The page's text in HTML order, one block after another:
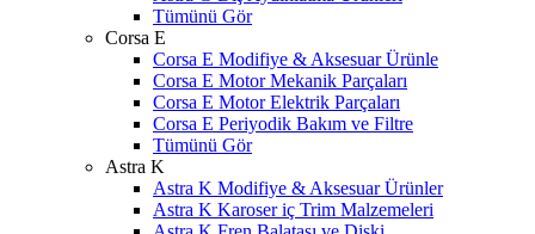
Tümünü Gör
Corsa E
Corsa E Modifiye & Aksesuar Ürünle
Corsa E Motor Mekanik Parçaları
Corsa E Motor Elektrik Parçaları
Corsa E Periyodik Bakım ve Filtre
Tümünü Gör
Astra K
Astra K Modifiye & Aksesuar Ürünler
Astra K Karoser iç Trim Malzemeleri